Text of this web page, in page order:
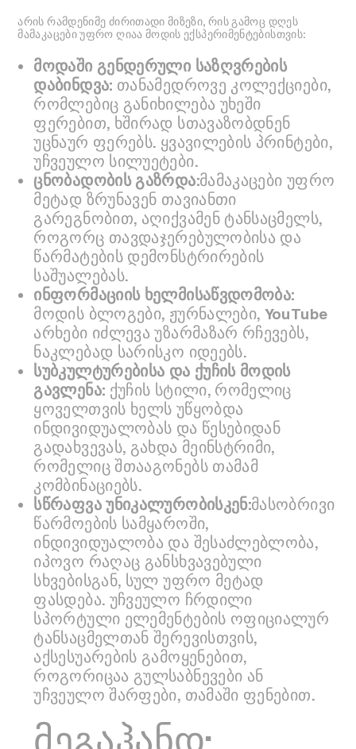
არის რამდენიმე ძირითადი მიზეზი, რის გამოც დღეს
მამაკაცები უფრო ღიაა მოდის ექსპერიმენტებისთვის:
მოდაში გენდერული საზღვრების
დაბინდვა: თანამედროვე კოლექციები,
რომლებიც განიხილება უხეში
ფერებით, ხშირად სთავაზობდნენ
უცნაურ ფერებს. ყვავილების პრინტები,
უჩვეულო სილუეტები.
ცნობადობის გაზრდა:მამაკაცები უფრო
მეტად ზრუნავენ თავიანთი
გარეგნობით, აღიქვამენ ტანსაცმელს,
როგორც თავდაჯერებულობისა და
წარმატების დემონსტრირების
საშუალებას.
ინფორმაციის ხელმისაწვდომობა:
მოდის ბლოგები, ჟურნალები, YouTube
არხები იძლევა უზარმაზარ რჩევებს,
ნაკლებად სარისკო იდეებს.
სუბკულტურებისა და ქუჩის მოდის
გავლენა: ქუჩის სტილი, რომელიც
ყოველთვის ხელს უწყობდა
ინდივიდუალობას და წესებიდან
გადახვევას, გახდა მეინსტრიმი,
რომელიც შთააგონებს თამამ
კომბინაციებს.
სწრაფვა უნიკალურობისკენ:მასობრივი
წარმოების სამყაროში,
ინდივიდუალობა და შესაძლებლობა,
იპოვო რაღაც განსხვავებული
სხვებისგან, სულ უფრო მეტად
ფასდება. უჩვეულო ჩრდილი
სპორტული ელემენტების ოფიციალურ
ტანსაცმელთან შერევისთვის,
აქსესუარების გამოყენებით,
როგორიცაა გულსაბნევები ან
უჩვეულო შარფები, თამაში ფენებით.
მეგაჰანდ: